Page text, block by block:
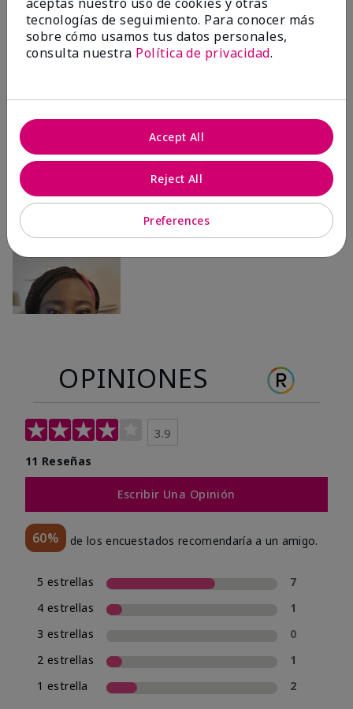
Antes & después
Antes
Después
Después
OPINIONES
3.9
11 Reseñas
Escribir Una Opinión
60% de los encuestados recomendaría a un amigo.
5 estrellas
7
4 estrellas
1
3 estrellas
0
2 estrellas
1
1 estrella
2
tecnologías de seguimiento. Para conocer más
sobre cómo usamos tus datos personales,
consulta nuestra Política de privacidad.
Preferences
Reject All
Accept All